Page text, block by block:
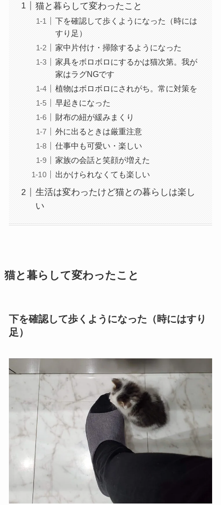
猫と暮らして変わったこと
下を確認して歩くようになった（時には
すり足）
家中片付け・掃除するようになった
家具をボロボロにするかは猫次第。我が
家はラグNGです
植物はボロボロにされがち。常に対策を
早起きになった
財布の紐が緩みまくり
外に出るときは厳重注意
仕事中も可愛い・楽しい
家族の会話と笑顔が増えた
出かけられなくても楽しい
生活は変わったけど猫との暮らしは楽し
い
猫と暮らして変わったこと
下を確認して歩くようになった（時にはすり
足）